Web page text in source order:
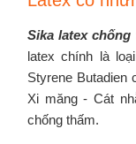
Sika latex chống
latex chính là
Styrene
Xi măng - Cát
chống thấm.